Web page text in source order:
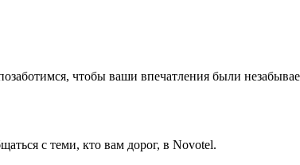
чтобы ваши впечатления были
с теми, кто вам дорог, в Novotel.